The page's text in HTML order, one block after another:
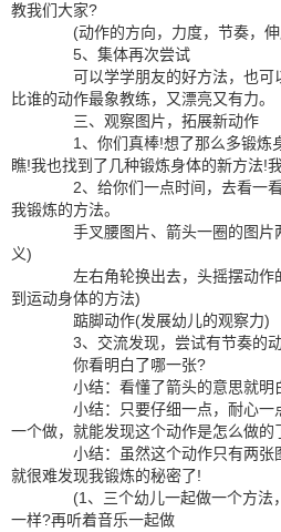
教我们大家?
(动作的方向，力度，节奏，伸
5、集体再次尝试
可以学学朋友的好方法，也可
比谁的动作最象教练，又漂亮又有力。
三、观察图片，拓展新动作
1、你们真棒!想了那么多锻炼身
瞧!我也找到了几种锻炼身体的新方法!
2、给你们一点时间，去看一看
我锻炼的方法。
手叉腰图片、箭头一圈的图片
义)
左右角轮换出去，头摇摆动作
到运动身体的方法)
踮脚动作(发展幼儿的观察力)
3、交流发现，尝试有节奏的
你看明白了哪一张?
小结：看懂了箭头的意思就明
小结：只要仔细一点，耐心一
一个做，就能发现这个动作是怎么做的
小结：虽然这个动作只有两张
就很难发现我锻炼的秘密了!
(1、三个幼儿一起做一个方法
一样?再听着音乐一起做